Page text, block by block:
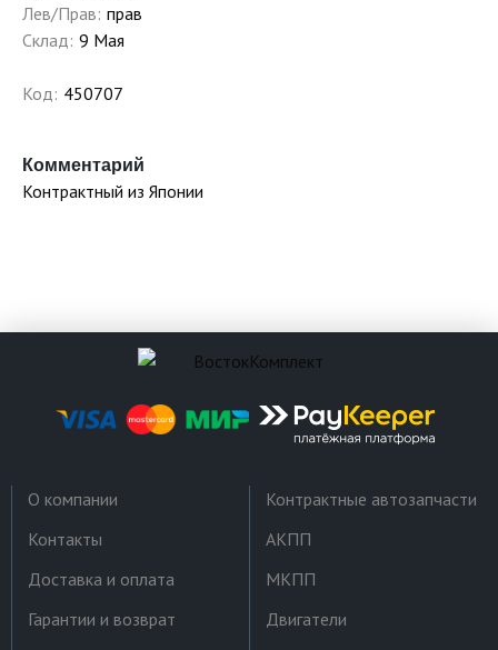
Лев/Прав: прав
Склад: 9 Мая
Код: 450707
Комментарий
Контрактный из Японии
О компании
Контакты
Доставка и оплата
Гарантии и возврат
Контрактные автозапчасти
АКПП
МКПП
Двигатели